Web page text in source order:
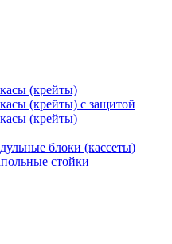
(крейты)
(крейты) с защитой
(крейты)
блоки (кассеты)
стойки